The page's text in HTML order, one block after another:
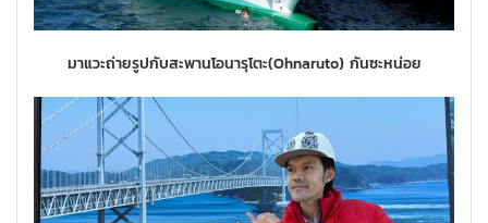
มาแวะถ่ายรูปกับสะพานโอนารุโตะ(Ohnaruto) กันซะหน่อย